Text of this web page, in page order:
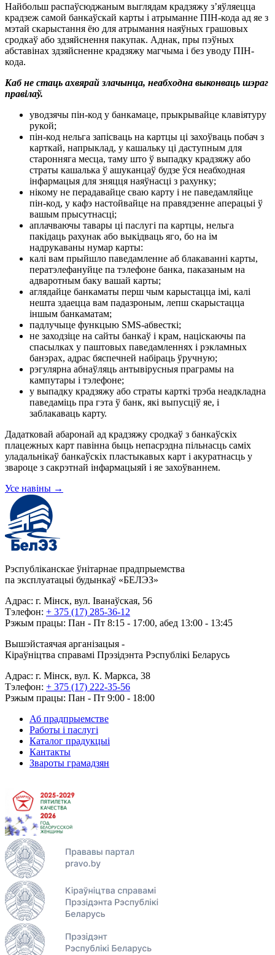
Найбольш распаўсюджаным выглядам крадзяжу з’яўляецца
крадзеж самой банкаўскай карты і атрыманне ПІН-кода ад яе з
мэтай скарыстання ёю для атрымання наяўных грашовых
сродкаў або здзяйснення пакупак. Аднак, пры пэўных
абставінах здзяйсненне крадзяжу магчыма і без уводу ПІН-
кода.
Каб не стаць ахвярай злачынца, неабходна выконваць шэраг
правілаў.
уводзячы пін-код у банкамаце, прыкрывайце клавіятуру
рукой;
пін-код нельга запісваць на картцы ці захоўваць побач з
карткай, напрыклад, у кашальку ці даступным для
старонняга месца, таму што ў выпадку крадзяжу або
страты кашалька ў ашуканцаў будзе ўся неабходная
інфармацыя для зняцця наяўнасці з рахунку;
нікому не перадавайце сваю карту і не паведамляйце
пін-код, у кафэ настойвайце на правядзенне аперацыі ў
вашым прысутнасці;
аплачваючы тавары ці паслугі па картцы, нельга
пакідаць рахунак або выкідваць яго, бо на ім
надрукаваны нумар карты:
калі вам прыйшло паведамленне аб блакаванні карты,
ператэлефануйце па тэлефоне банка, паказаным на
адваротным баку вашай карты;
аглядайце банкаматы перш чым карыстацца імі, калі
нешта здаецца вам падазроным, лепш скарыстацца
іншым банкаматам;
падлучыце функцыю SMS-абвесткі;
не заходзіце на сайты банкаў і крам, націскаючы па
спасылках у паштовых паведамленнях і рэкламных
банэрах, адрас бяспечней набіраць ўручную;
рэгулярна абнаўляць антывірусныя праграмы на
кампутары і тэлефоне;
у выпадку крадзяжу або страты карткі трэба неадкладна
паведаміць пра гэта ў банк, які выпусціў яе, і
заблакаваць карту.
Дадатковай абаронай ад крадзяжу сродкаў з банкаўскіх
плацежных карт павінна быць непасрэдна пільнасць саміх
уладальнікаў банкаўскіх пластыкавых карт і акуратнасць у
звароце з сакрэтнай інфармацыяй і яе захоўваннем.
Усе навіны →
Рэспубліканскае ўнітарнае прадпрыемства
па эксплуатацыі будынкаў «БЕЛЭЗ»
Адрас: г. Мінск, вул. Іванаўская, 56
Тэлефон: + 375 (17) 285-36-12
Рэжым працы: Пан - Пт 8:15 - 17:00, абед 13:00 - 13:45
Вышэйстаячая арганізацыя -
Кіраўніцтва справамі Прэзідэнта Рэспублікі Беларусь
Адрас: г. Мінск, вул. К. Маркса, 38
Тэлефон: + 375 (17) 222-35-56
Рэжым працы: Пан - Пт 9:00 - 18:00
Аб прадпрыемстве
Работы і паслугі
Каталог прадукцыі
Кантакты
Звароты грамадзян